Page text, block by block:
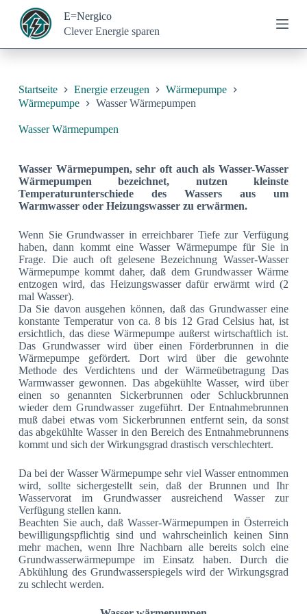
I
E=Nergico
Clever Energie sparen
Startseite Energie erzeugen
Wärmepumpe
Wärmepumpe
Wasser Wärmepumpen
Wasser Wärmepumpen
Wasser Wärmepumpen, sehr oft auch als Wasser-Wasser
Wärmepumpen bezeichnet, nutzen kleinste
Temperaturunterschiede des Wassers aus um
Warmwasser oder Heizungswasser zu erwärmen.
Wenn Sie Grundwasser in erreichbarer Tiefe zur Verfügung
haben, dann kommt eine Wasser Wärmepumpe für Sie in
Frage. Die auch oft gelesene Bezeichnung Wasser-Wasser
Wärmepumpe kommt daher, daß dem Grundwasser Wärme
entzogen wird, das Heizungswasser dafür erwärmt wird (2
mal Wasser).
Da Sie davon ausgehen können, daß das Grundwasser eine
konstante Temperatur von ca. 8 bis 12 Grad Celsius hat, ist
ersichtlich, das diese Wärmepumpe außerst wirtschaftlich ist.
Das Grundwasser wird über einen Förderbrunnen in die
Wärmepumpe gefördert. Dort wird über die gewohnte
Methode des Verdichtens und der Wärmeübetragung Das
Warmwasser gewonnen. Das abgekühlte Wasser, wird über
einen so genannten Sickerbrunnen oder Schluckbrunnen
wieder dem Grundwasser zugeführt. Der Entnahmebrunnen
muß dabei etwas vom Sickerbrunnen entfernt sein, da sonst
das abgekühlte Wasser in den Bereich des Entnahmebrunnens
kommt und sich der Wirkungsgrad drastisch verschlechtert.
Da bei der Wasser Wärmepumpe sehr viel Wasser entnommen
wird, sollte sichergestellt sein, daß der Brunnen und Ihr
Wasservorat im Grundwasser ausreichend Wasser zur
Verfügung stellen kann.
Beachten Sie auch, daß Wasser-Wärmepumpen in Österreich
bewilligungspflichtig sind und wahrscheinlich keinen Sinn
mehr machen, wenn Ihre Nachbarn alle bereits solch eine
Grundwasserwärmepumpe im Einsatz haben. Durch die
Abkühlung des Grundwasserspiegels wird der Wirkungsgrad
zu schlecht werden.